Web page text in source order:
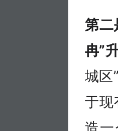
第二
冉”
城区
于现
造